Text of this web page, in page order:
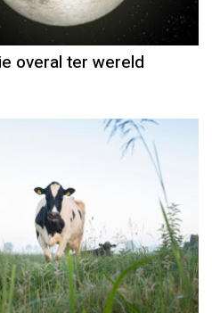
overal ter wereld